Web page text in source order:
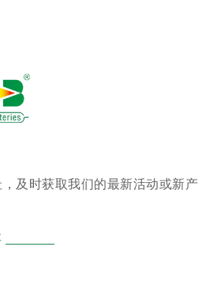
及时获取我们的最新活动或新产